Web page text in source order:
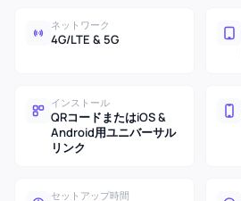
ネットワーク
4G/LTE & 5G
インストール
QRコードまたはiOS &
Android用ユニバーサル
リンク
セットアップ時間